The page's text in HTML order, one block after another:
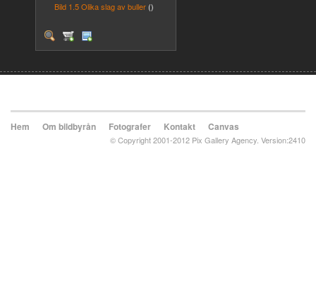
Bild 1.5 Olika slag av buller ()
Hem Om bildbyrån Fotografer Kontakt Canvas
© Copyright 2001-2012 Pix Gallery Agency. Version:2410